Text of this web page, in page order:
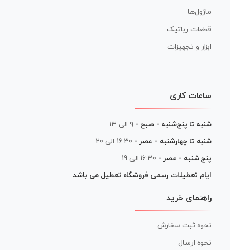
ماژول‌ها
قطعات رباتیک
ابزار و تجهیزات
ساعات کاری
شنبه تا پنج‌شنبه - صبح - ۹ الی ۱۳
شنبه تا چهارشنبه - عصر - 16:30 الی 20
پنج شنبه - عصر - 16:30 الی 19
ایام تعطیلات رسمی فروشگاه تعطیل می باشد
راهنمای خرید
نحوه ثبت سفارش
نحوه ارسال